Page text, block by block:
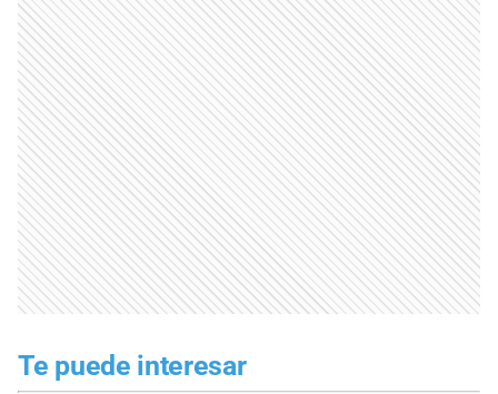
Te puede interesar